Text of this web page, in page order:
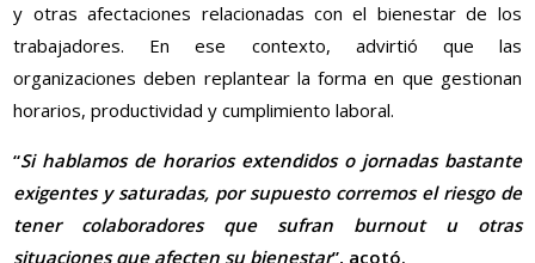
y otras afectaciones relacionadas con el bienestar de los
trabajadores. En ese contexto, advirtió que las
organizaciones deben replantear la forma en que gestionan
horarios, productividad y cumplimiento laboral.
“Si hablamos de horarios extendidos o jornadas bastante
exigentes y saturadas, por supuesto corremos el riesgo de
tener colaboradores que sufran burnout u otras
situaciones que afecten su bienestar”, acotó.